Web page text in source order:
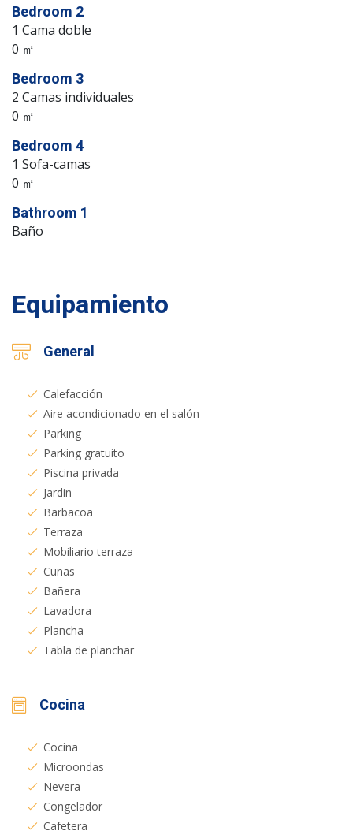
Bedroom 2
1 Cama doble
0 ㎡
Bedroom 3
2 Camas individuales
0 ㎡
Bedroom 4
1 Sofa-camas
0 ㎡
Bathroom 1
Baño
Equipamiento
General
Calefacción
Aire acondicionado en el salón
Parking
Parking gratuito
Piscina privada
Jardin
Barbacoa
Terraza
Mobiliario terraza
Cunas
Bañera
Lavadora
Plancha
Tabla de planchar
Cocina
Cocina
Microondas
Nevera
Congelador
Cafetera